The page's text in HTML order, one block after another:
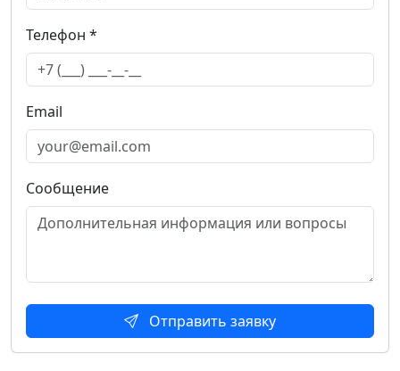
Телефон *
Email
Сообщение
Отправить заявку